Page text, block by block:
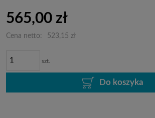
565,00 zł
Cena netto: 523,15 zł
szt.
Do koszyka